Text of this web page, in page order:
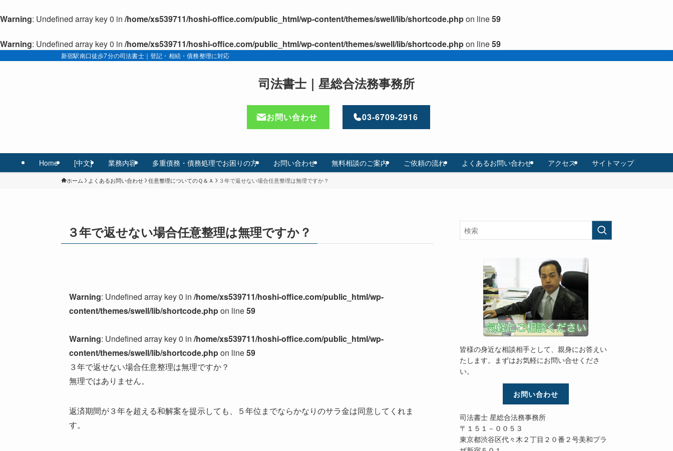
Warning: Undefined array key 0 in /home/xs539711/hoshi-office.com/public_html/wp-content/themes/swell/lib/shortcode.phpon line59
Warning: Undefined array key 0 in /home/xs539711/hoshi-office.com/public_html/wp-content/themes/swell/lib/shortcode.phpon line59
新宿駅南口徒歩7分の司法書士｜登記・相続・債務整理に対応
司法書士｜星総合法務事務所
Home [中文] 業務内容 多重債務・債務処理でお困りの方 お問い合わせ 無料相談のご案内 ご依頼の流れ よくあるお問い合わせ アクセス サイトマップ
お問い合わせ 03-6709-2916
ホーム よくあるお問い合わせ 任意整理についてのＱ＆Ａ ３年で返せない場合任意整理は無理ですか？
３年で返せない場合任意整理は無理ですか？
Warning: Undefined array key 0 in /home/xs539711/hoshi-office.com/public_html/wp-
content/themes/swell/lib/shortcode.phpon line59
Warning: Undefined array key 0 in /home/xs539711/hoshi-office.com/public_html/wp-
content/themes/swell/lib/shortcode.phpon line59
３年で返せない場合任意整理は無理ですか？
無理ではありません。
返済期間が３年を超える和解案を提示しても、５年位までならかなりのサラ金は同意してくれま
す。
皆様の身近な相談相手として、親身にお答えい
たします。まずはお気軽にお問い合せくださ
い。
お問い合わせ
司法書士 星総合法務事務所
〒１５１－００５３
東京都渋谷区代々木２丁目２０番２号美和プラ